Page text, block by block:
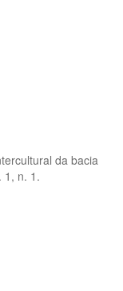
da bacia
1, n. 1.